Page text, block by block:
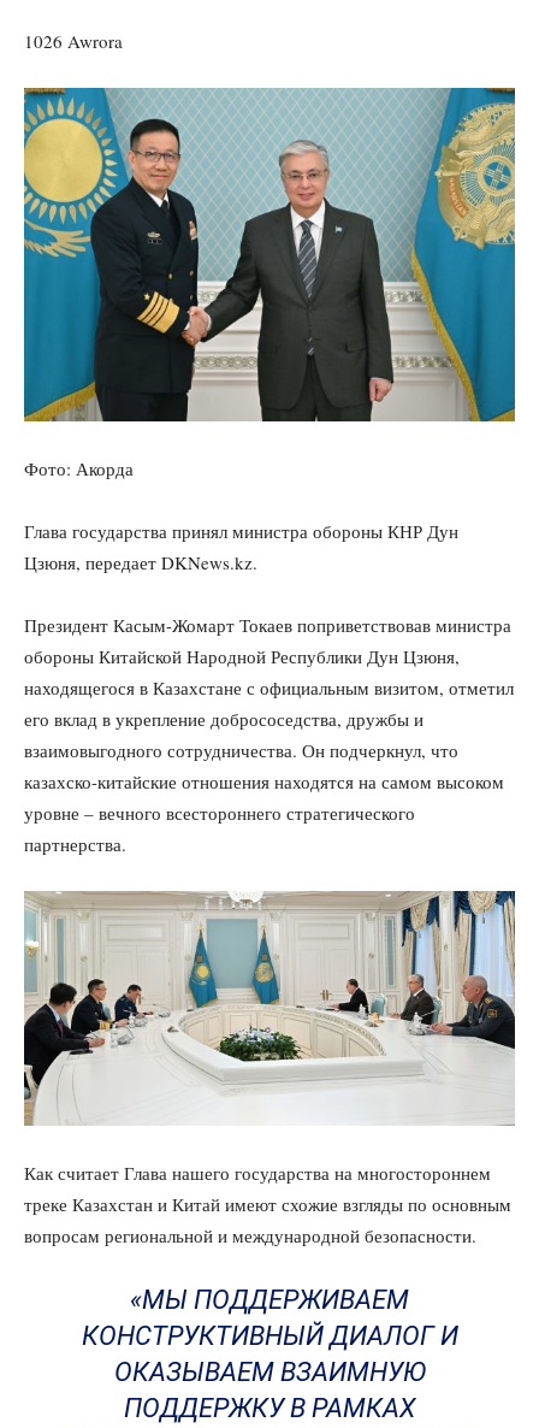
1026 Awrora
Фото: Акорда
Глава государства принял министра обороны КНР Дун
Цзюня, передает DKNews.kz.
Президент Касым-Жомарт Токаев поприветствовав министра
обороны Китайской Народной Республики Дун Цзюня,
находящегося в Казахстане с официальным визитом, отметил
его вклад в укрепление добрососедства, дружбы и
взаимовыгодного сотрудничества. Он подчеркнул, что
казахско-китайские отношения находятся на самом высоком
уровне – вечного всестороннего стратегического
партнерства.
Как считает Глава нашего государства на многостороннем
треке Казахстан и Китай имеют схожие взгляды по основным
вопросам региональной и международной безопасности.
«МЫ ПОДДЕРЖИВАЕМ
КОНСТРУКТИВНЫЙ ДИАЛОГ И
ОКАЗЫВАЕМ ВЗАИМНУЮ
ПОДДЕРЖКУ В РАМКАХ